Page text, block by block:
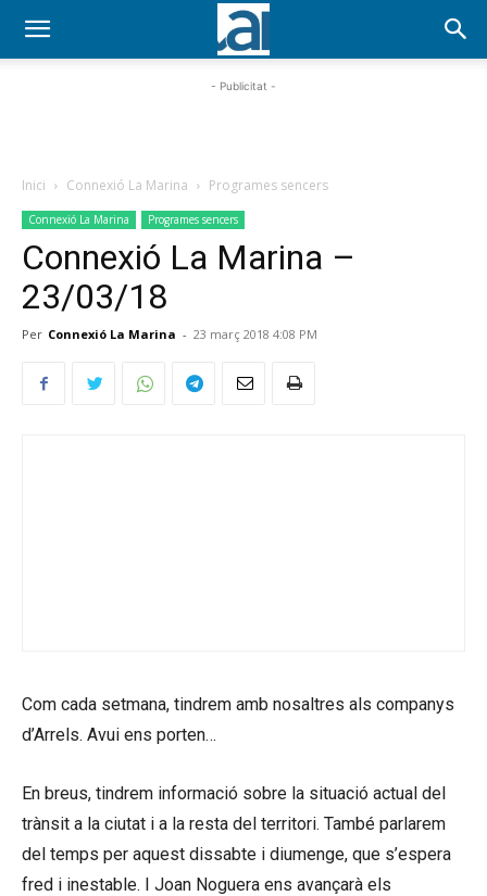
- Publicitat -
Inici Connexió La Marina Programes sencers
Connexió La Marina Programes sencers
Connexió La Marina –
23/03/18
Per Connexió La Marina - 23 març 2018 4:08 PM
Com cada setmana, tindrem amb nosaltres als companys
d’Arrels. Avui ens porten…
En breus, tindrem informació sobre la situació actual del
trànsit a la ciutat i a la resta del territori. També parlarem
del temps per aquest dissabte i diumenge, que s’espera
fred i inestable. I Joan Noguera ens avançarà els